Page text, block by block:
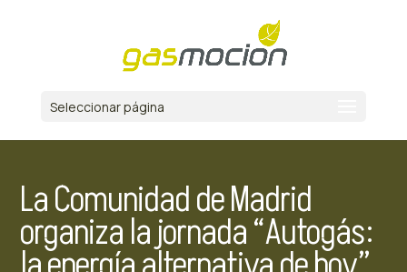
Seleccionar página
La Comunidad de Madrid
organiza la jornada “Autogás: